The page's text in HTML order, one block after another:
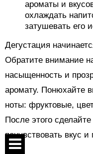
ароматы и
охлаждать
затушевать его
Дегустация
Обратите внимание
насыщенность и
аромату. Понюхайте
ноты: фруктовые,
После этого
почувствовать вкус и